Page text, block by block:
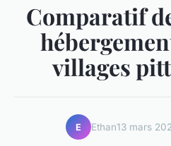
Comparatif
villages
E Ethan13 mars